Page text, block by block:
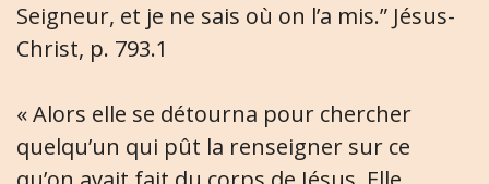
Seigneur, et je ne sais où on l’a mis.” Jésus-
Christ, p. 793.1
« Alors elle se détourna pour chercher
quelqu’un qui pût la renseigner sur ce